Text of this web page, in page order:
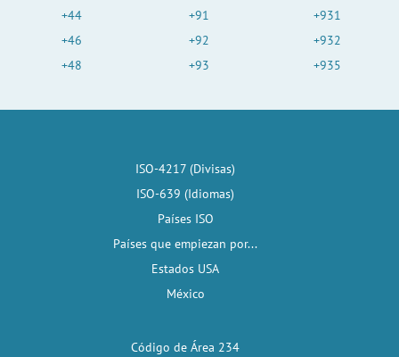
+44
+46
+48
+91
+92
+93
+931
+932
+935
ISO-4217 (Divisas)
ISO-639 (Idiomas)
Países ISO
Países que empiezan por...
Estados USA
México
Código de Área 234